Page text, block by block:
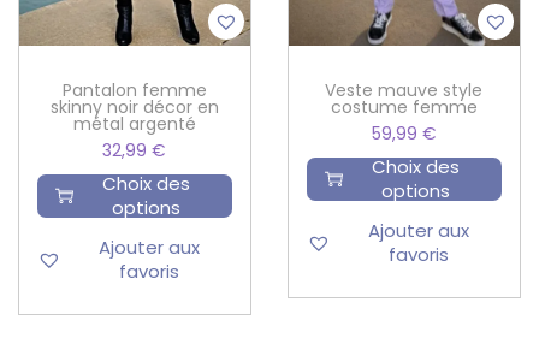
Pantalon femme
skinny noir décor en
métal argenté
32,99€
Choix des
options
Ajouter aux
favoris
Veste mauve style
costume femme
59,99 €
Choix des
options
Ajouter aux
favoris